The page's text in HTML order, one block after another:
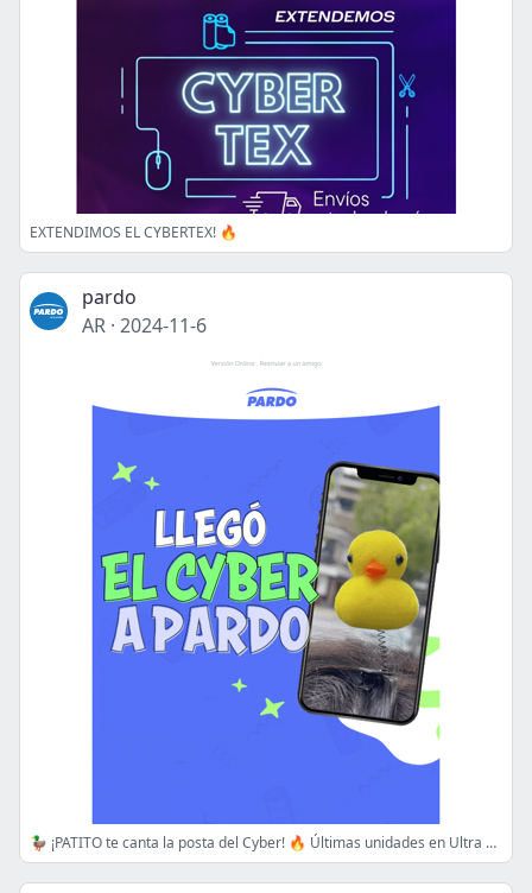
EXTENDIMOS EL CYBERTEX! 🔥
pardo
AR · 2024-11-6
🦆 ¡PATITO te canta la posta del Cyber! 🔥 Últimas unidades en Ultra HD 4K, ¡Se mira y se compra! 😉